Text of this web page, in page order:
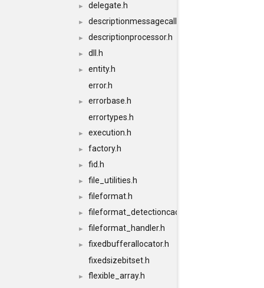
► delegate.h
► descriptionmessagecallback.h
► descriptionprocessor.h
► dll.h
►
entity.h
error.h
►
errorbase.h
errortypes.h
► execution.h
► factory.h
► fid.h
► file_utilities.h
► fileformat.h
► fileformat_detectioncache.h
► fileformat_handler.h
►
fixedbufferallocator.h
fixedsizebitset.h
►
flexible_array.h